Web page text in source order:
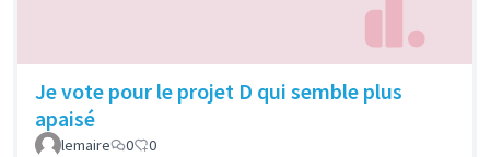
Je vote pour le projet D qui semble plus
apaisé
lemaire 0 0